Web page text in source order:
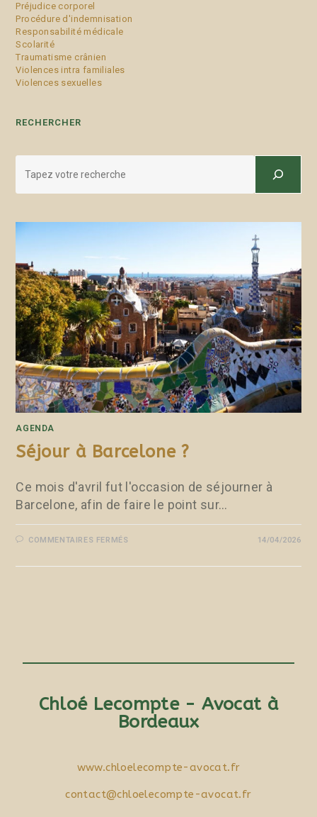
Préjudice corporel
Procédure d'indemnisation
Responsabilité médicale
Scolarité
Traumatisme crânien
Violences intra familiales
Violences sexuelles
RECHERCHER
AGENDA
Séjour à Barcelone ?
Ce mois d'avril fut l'occasion de séjourner à
Barcelone, afin de faire le point sur…
COMMENTAIRES FERMÉS 14/04/2026
Chloé Lecompte - Avocat à
Bordeaux
www.chloelecompte-avocat.fr
contact@chloelecompte-avocat.fr